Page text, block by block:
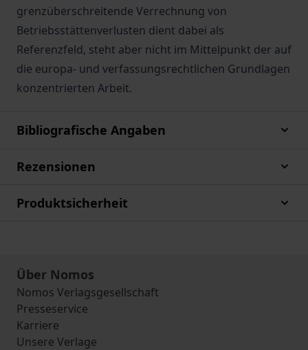
grenzüberschreitende Verrechnung von
Betriebsstättenverlusten dient dabei als
Referenzfeld, steht aber nicht im Mittelpunkt der auf
die europa- und verfassungsrechtlichen Grundlagen
konzentrierten Arbeit.
Bibliografische Angaben
Rezensionen
Produktsicherheit
Über Nomos
Nomos Verlagsgesellschaft
Presseservice
Karriere
Unsere Verlage